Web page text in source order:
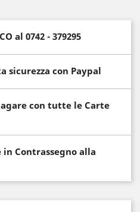
al 0742 - 379295
sicurezza con Paypal
con tutte le Carte
in Contrassegno alla